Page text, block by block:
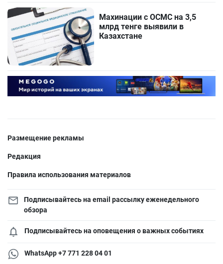
Махинации с ОСМС на 3,5
млрд тенге выявили в
Казахстане
Размещение рекламы
Редакция
Правила использования материалов
Подписывайтесь на email рассылку еженедельного
обзора
Подписывайтесь на оповещения о важных событиях
WhatsApp +7 771 228 04 01